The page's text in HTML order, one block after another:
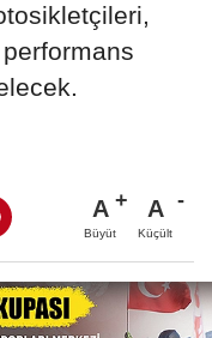
A
Büyüt
A
Küçült